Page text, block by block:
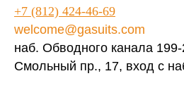
+7 (812) 424-46-69
welcome@gasuits.com
наб. Обводного канала
Смольный пр., 17, вход с